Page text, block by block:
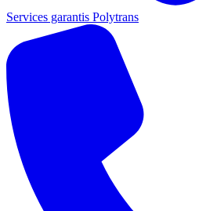
Services garantis Polytrans